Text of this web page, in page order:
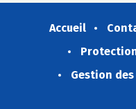
Accueil
Gestion